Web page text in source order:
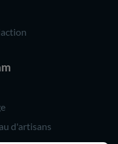
d'artisans